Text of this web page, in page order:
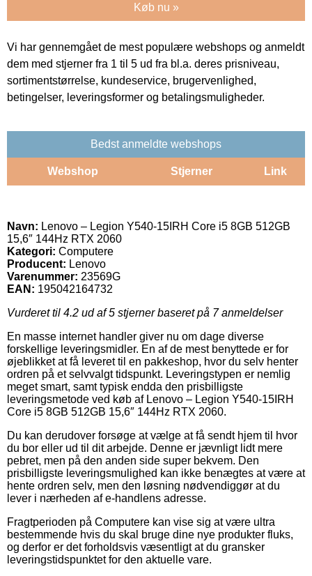
Køb nu »
Vi har gennemgået de mest populære webshops og anmeldt
dem med stjerner fra 1 til 5 ud fra bl.a. deres prisniveau,
sortimentstørrelse, kundeservice, brugervenlighed,
betingelser, leveringsformer og betalingsmuligheder.
Bedst anmeldte webshops
Webshop Stjerner Link
Navn: Lenovo – Legion Y540-15IRH Core i5 8GB 512GB
15,6″ 144Hz RTX 2060
Kategori: Computere
Producent: Lenovo
Varenummer: 23569G
EAN: 195042164732
Vurderet til 4.2 ud af 5 stjerner baseret på 7anmeldelser
En masse internet handler giver nu om dage diverse
forskellige leveringsmidler. En af de mest benyttede er for
øjeblikket at få leveret til en pakkeshop, hvor du selv henter
ordren på et selvvalgt tidspunkt. Leveringstypen er nemlig
meget smart, samt typisk endda den prisbilligste
leveringsmetode ved køb af Lenovo – Legion Y540-15IRH
Core i5 8GB 512GB 15,6″ 144Hz RTX 2060.
Du kan derudover forsøge at vælge at få sendt hjem til hvor
du bor eller ud til dit arbejde. Denne er jævnligt lidt mere
pebret, men på den anden side super bekvem. Den
prisbilligste leveringsmulighed kan ikke benægtes at være at
hente ordren selv, men den løsning nødvendiggør at du
lever i nærheden af e-handlens adresse.
Fragtperioden på Computere kan vise sig at være ultra
bestemmende hvis du skal bruge dine nye produkter fluks,
og derfor er det forholdsvis væsentligt at du gransker
leveringstidspunktet for den aktuelle vare.